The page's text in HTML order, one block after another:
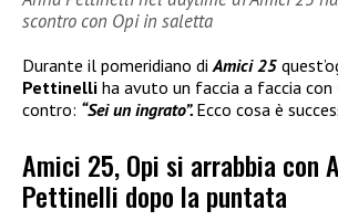
scontro con Opi in saletta
Durante il pomeridiano di Amici 25
Pettinelli ha avuto un faccia a faccia con
contro: “Sei un ingrato”. Ecco cosa è
Amici 25, Opi si arrabbia con
Pettinelli dopo la puntata